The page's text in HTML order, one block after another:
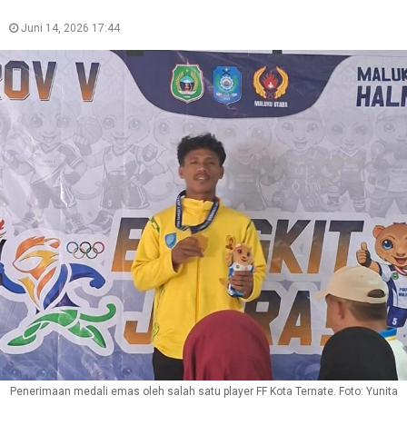
Juni 14, 2026 17:44
Penerimaan medali emas oleh salah satu player FF Kota Ternate. Foto: Yunita